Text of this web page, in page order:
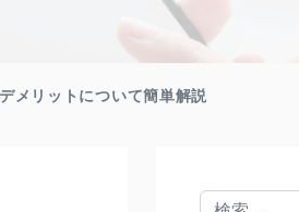
メリットについて簡単解説
検索: